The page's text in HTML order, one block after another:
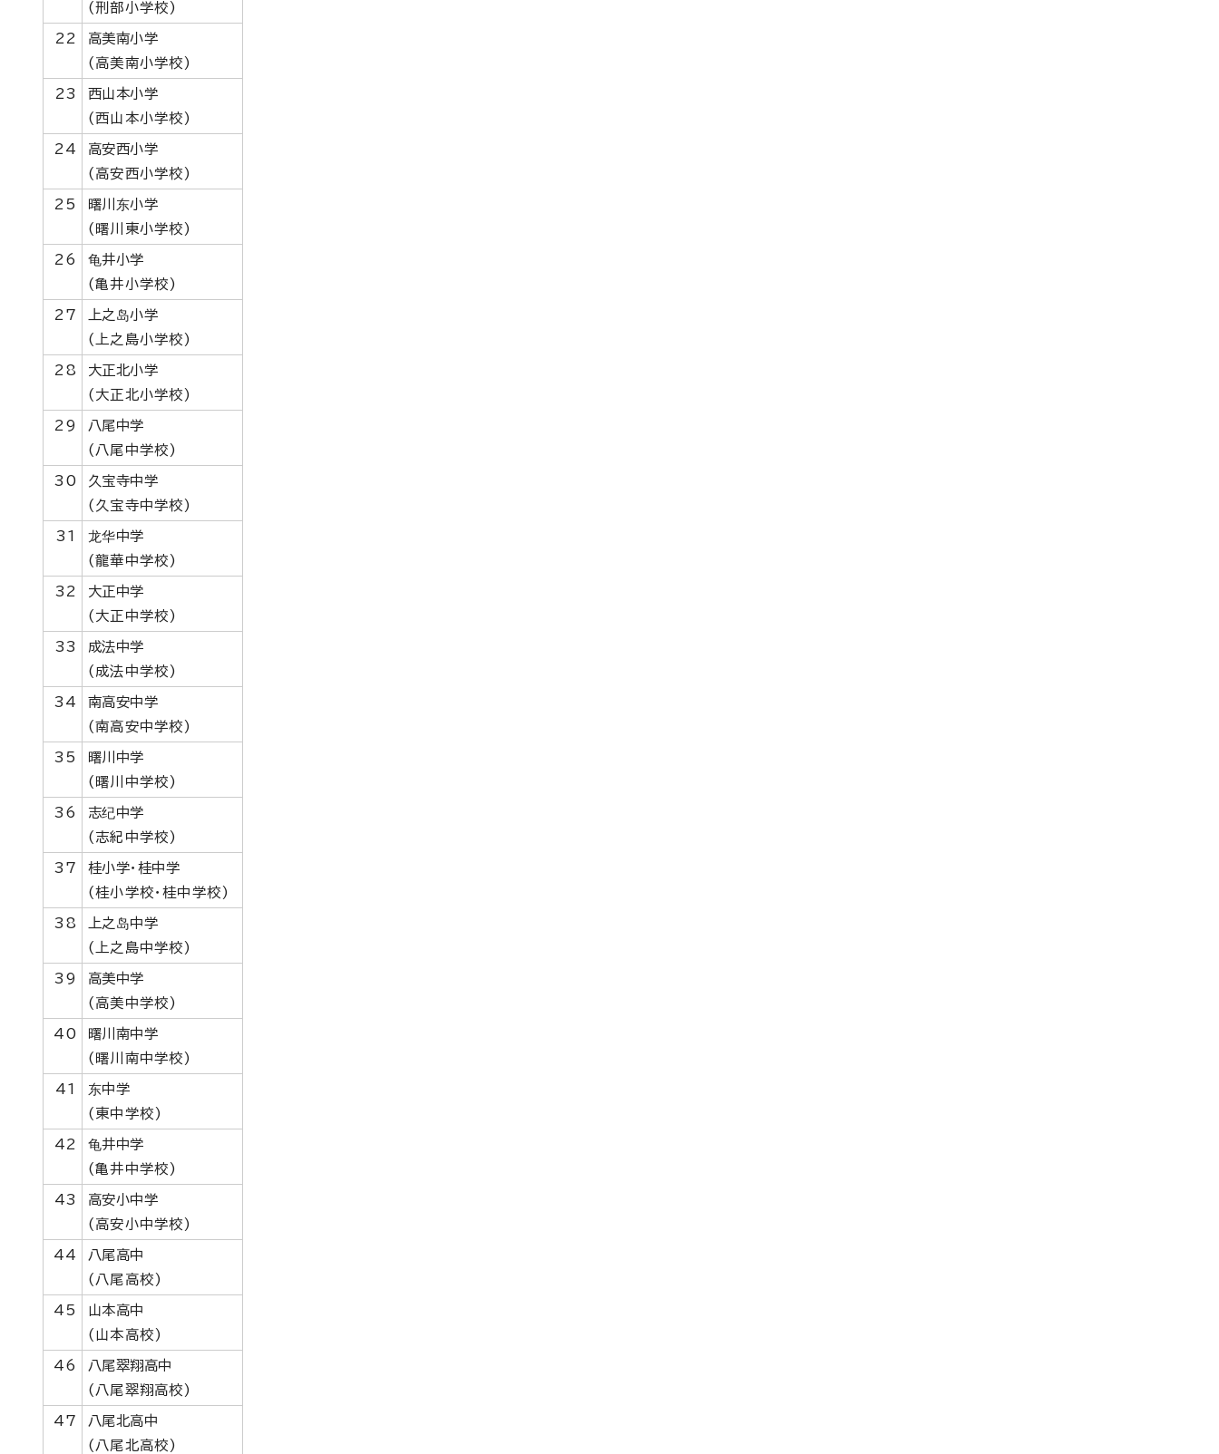
(刑部小学校)
22
高美南小学
(高美南小学校)
23
西山本小学
(西山本小学校)
24
高安西小学
(高安西小学校)
25
曙川东小学
(曙川東小学校)
26
龟井小学
(亀井小学校)
27
上之岛小学
(上之島小学校)
28
大正北小学
(大正北小学校)
29
八尾中学
(八尾中学校)
30
久宝寺中学
(久宝寺中学校)
31
龙华中学
(龍華中学校)
32
大正中学
(大正中学校)
33
成法中学
(成法中学校)
34
南高安中学
(南高安中学校)
35
曙川中学
(曙川中学校)
36
志纪中学
(志紀中学校)
37
桂小学・桂中学
(桂小学校・桂中学校)
38
上之岛中学
(上之島中学校)
39
高美中学
(高美中学校)
40
曙川南中学
(曙川南中学校)
41
东中学
(東中学校)
42
龟井中学
(亀井中学校)
43
高安小中学
(高安小中学校)
44
八尾高中
(八尾高校)
45
山本高中
(山本高校)
46
八尾翠翔高中
(八尾翠翔高校)
47
八尾北高中
(八尾北高校)